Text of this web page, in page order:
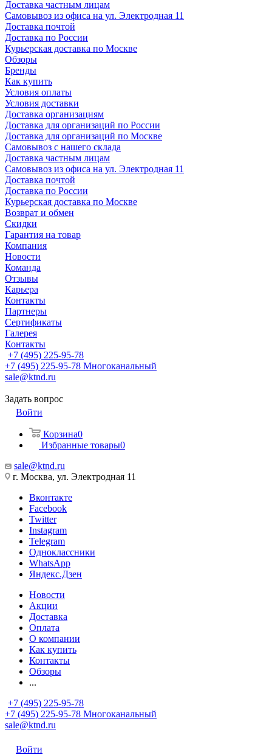
Доставка частным лицам
Самовывоз из офиса на ул. Электродная 11
Доставка почтой
Доставка по России
Курьерская доставка по Москве
Обзоры
Бренды
Как купить
Условия оплаты
Условия доставки
Доставка организациям
Доставка для организаций по России
Доставка для организаций по Москве
Самовывоз с нашего склада
Доставка частным лицам
Самовывоз из офиса на ул. Электродная 11
Доставка почтой
Доставка по России
Курьерская доставка по Москве
Возврат и обмен
Скидки
Гарантия на товар
Компания
Новости
Команда
Отзывы
Карьера
Контакты
Партнеры
Сертификаты
Галерея
Контакты
+7 (495) 225-95-78
+7 (495) 225-95-78 Многоканальный
sale@ktnd.ru
Задать вопрос
Войти
Корзина0
Избранные товары0
sale@ktnd.ru
г. Москва, ул. Электродная 11
Вконтакте
Facebook
Twitter
Instagram
Telegram
Одноклассники
WhatsApp
Яндекс.Дзен
Новости
Акции
Доставка
Оплата
О компании
Как купить
Контакты
Обзоры
...
+7 (495) 225-95-78
+7 (495) 225-95-78 Многоканальный
sale@ktnd.ru
Войти